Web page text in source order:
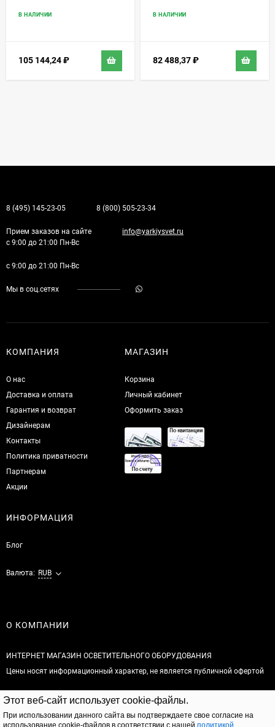
Этот веб-сайт использует cookie-файлы.
При использовании данного сайта вы подтверждаете свое согласие на
использование cookie-файлов в соответствии с нашей политикой
В НАЛИЧИИ
105 144,24₽
В НАЛИЧИИ
82 488,37₽
8 (495) 145-23-05 8 (800) 505-23-34
Прием заказов на сайте
с 9:00 до 21:00 Пн-Вс
info@yarkiysvet.ru
с 9:00 до 21:00 Пн-Вс
Мы в соц.сетях
КОМПАНИЯ
О нас
Доставка и оплата
Гарантия и возврат
Дизайнерам
Контакты
Политика приватности
Партнерам
Акции
МАГАЗИН
Корзина
Личный кабинет
Оформить заказ
ИНФОРМАЦИЯ
Блог
Валюта: RUB
О КОМПАНИИ
ИНТЕРНЕТ МАГАЗИН ОСВЕТИТЕЛЬНОГО ОБОРУДОВАНИЯ
Цены носят информационный характер, не является публичной офертой
© 2026
Полная версия сайта